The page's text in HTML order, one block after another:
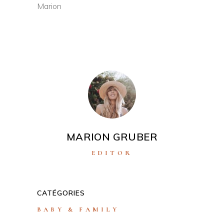
Marion
MARION GRUBER
EDITOR
CATÉGORIES
BABY & FAMILY